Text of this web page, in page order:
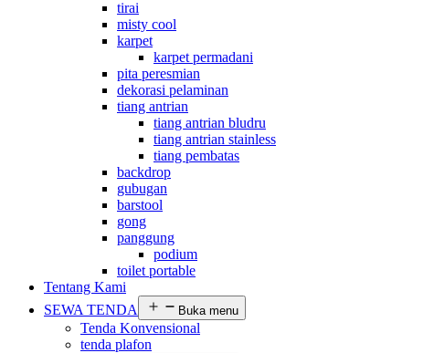
tirai
misty cool
karpet
karpet permadani
pita peresmian
dekorasi pelaminan
tiang antrian
tiang antrian bludru
tiang antrian stainless
tiang pembatas
backdrop
gubugan
barstool
gong
panggung
podium
toilet portable
Tentang Kami
SEWA TENDA
Buka menu
Tenda Konvensional
tenda plafon